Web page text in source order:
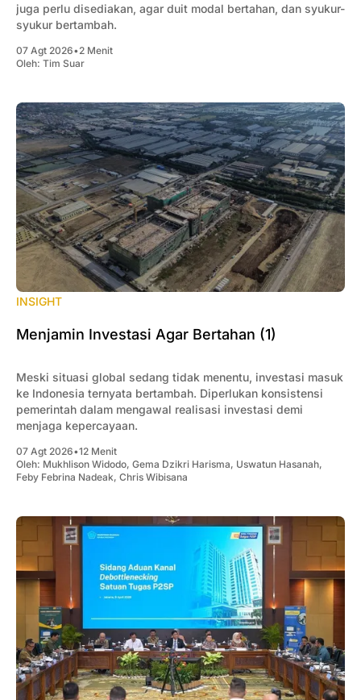
juga perlu disediakan, agar duit modal bertahan, dan syukur-
syukur bertambah.
07 Agt 2026•2 Menit
Oleh: Tim Suar
INSIGHT
Menjamin Investasi Agar Bertahan (1)
Meski situasi global sedang tidak menentu, investasi masuk
ke Indonesia ternyata bertambah. Diperlukan konsistensi
pemerintah dalam mengawal realisasi investasi demi
menjaga kepercayaan.
07 Agt 2026•12 Menit
Oleh: Mukhlison Widodo, Gema Dzikri Harisma, Uswatun Hasanah,
Feby Febrina Nadeak, Chris Wibisana